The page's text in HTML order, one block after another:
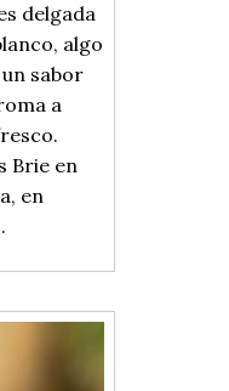
delgada
algo
sabor
a
Brie en
en